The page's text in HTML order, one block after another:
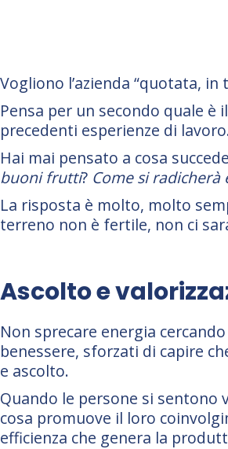
Vogliono l’azienda “quotata,
Pensa per un secondo quale
precedenti esperienze di
Hai mai pensato a cosa
buoni frutti? Come si radicherà
La risposta è molto, molto
terreno non è fertile, non ci
Ascolto e
Non sprecare energia
benessere, sforzati di capire
e ascolto.
Quando le persone si
cosa promuove il loro
efficienza che genera la